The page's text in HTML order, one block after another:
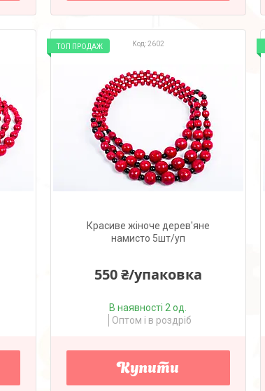
2602
ТОП ПРОДАЖ
Красиве жіноче дерев'яне
намисто 5шт/уп
550 ₴/упаковка
В наявності 2 од.
Оптом і в роздріб
Купити